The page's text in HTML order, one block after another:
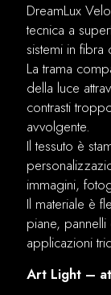
DreamLux
tecnica a
sistemi in
La trama
della luce
contrasti
avvolgente.
Il tessuto è
immagini,
Il materiale è
piane,
applicazioni
Art Light –